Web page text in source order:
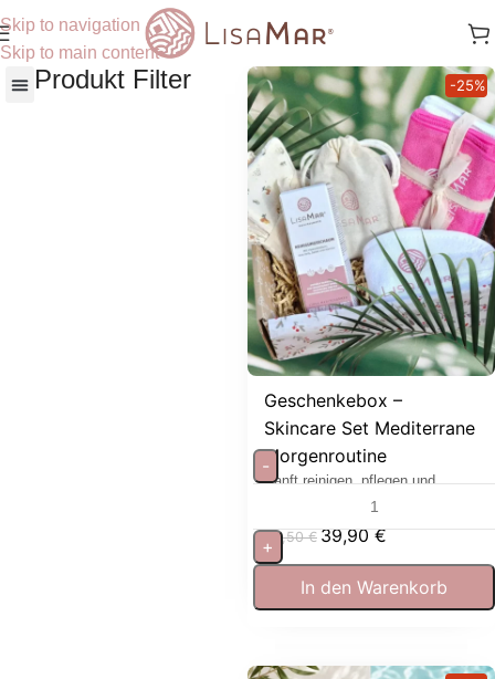
Skip to navigation
Skip to main content
Produkt Filter
Geschenkebox –
Skincare Set Mediterrane
Morgenroutine
Sanft reinigen, pflegen und
-25%
53,50€ 39,90€
-
+
In den Warenkorb